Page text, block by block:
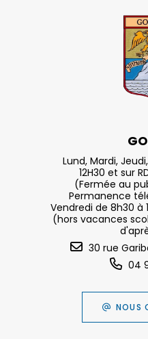
Lund, Mardi,
12H30 et sur
(Fermée au
Permanence
Vendredi de 8h30 à
(hors vacances
30 rue
04
NOUS